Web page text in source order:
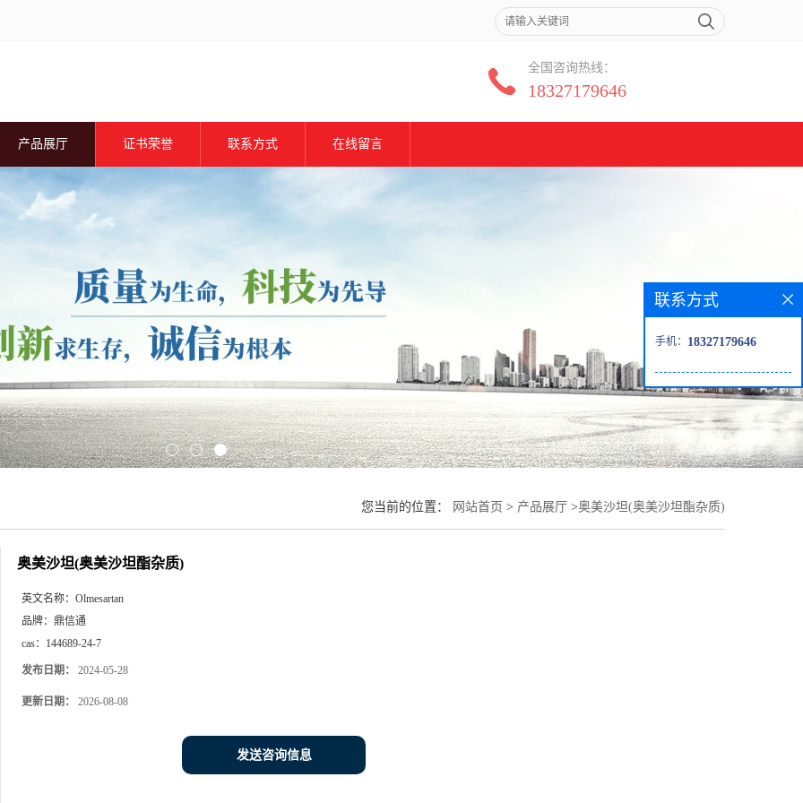
全国咨询热线：
18327179646
产品展厅 证书荣誉 联系方式 在线留言
您当前的位置： 网站首页 > 产品展厅 >奥美沙坦(奥美沙坦酯杂质)
奥美沙坦(奥美沙坦酯杂质)
英文名称： Olmesartan
品牌： 鼎信通
cas： 144689-24-7
发布日期： 2024-05-28
更新日期： 2026-08-08
发送咨询信息
联系方式
手机： 18327179646